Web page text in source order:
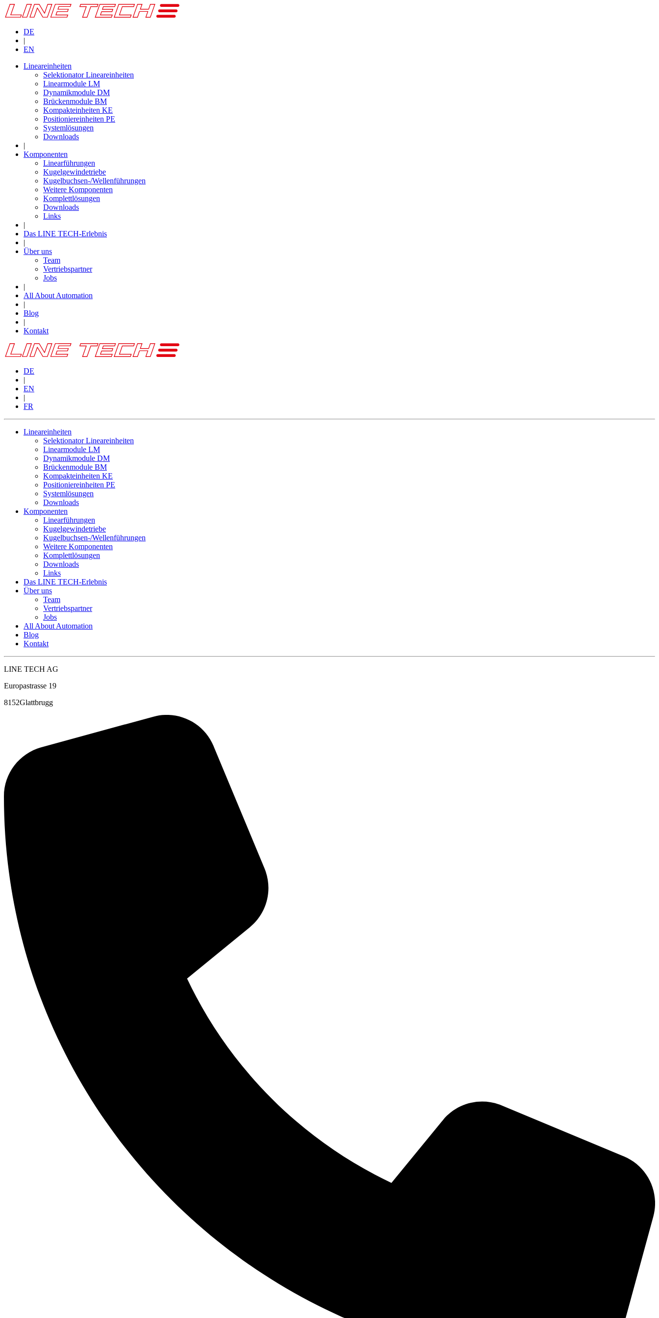
DE
|
EN
Lineareinheiten
Selektionator Lineareinheiten
Linearmodule LM
Dynamikmodule DM
Brückenmodule BM
Kompakteinheiten KE
Positioniereinheiten PE
Systemlösungen
Downloads
|
Komponenten
Linearführungen
Kugelgewindetriebe
Kugelbuchsen-/Wellenführungen
Weitere Komponenten
Komplettlösungen
Downloads
Links
|
Das LINE TECH-Erlebnis
|
Über uns
Team
Vertriebspartner
Jobs
|
All About Automation
|
Blog
|
Kontakt
DE
|
EN
|
FR
Lineareinheiten
Selektionator Lineareinheiten
Linearmodule LM
Dynamikmodule DM
Brückenmodule BM
Kompakteinheiten KE
Positioniereinheiten PE
Systemlösungen
Downloads
Komponenten
Linearführungen
Kugelgewindetriebe
Kugelbuchsen-/Wellenführungen
Weitere Komponenten
Komplettlösungen
Downloads
Links
Das LINE TECH-Erlebnis
Über uns
Team
Vertriebspartner
Jobs
All About Automation
Blog
Kontakt
LINE TECH AG
Europastrasse 19
8152Glattbrugg